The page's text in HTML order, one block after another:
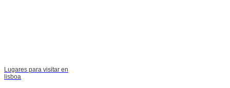
Lugares para visitar en
lisboa